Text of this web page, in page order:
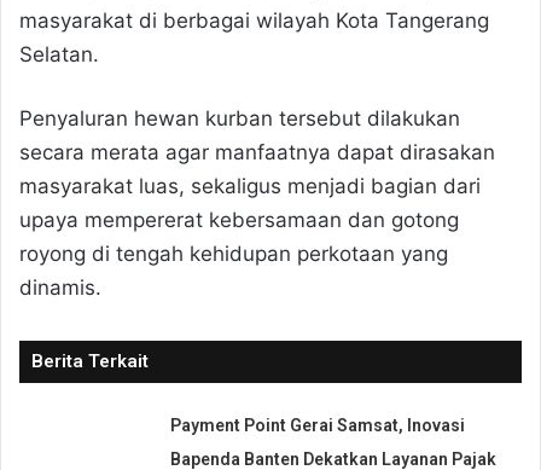
masyarakat di berbagai wilayah Kota Tangerang
Selatan.
Penyaluran hewan kurban tersebut dilakukan
secara merata agar manfaatnya dapat dirasakan
masyarakat luas, sekaligus menjadi bagian dari
upaya mempererat kebersamaan dan gotong
royong di tengah kehidupan perkotaan yang
dinamis.
Berita Terkait
Payment Point Gerai Samsat, Inovasi
Bapenda Banten Dekatkan Layanan Pajak